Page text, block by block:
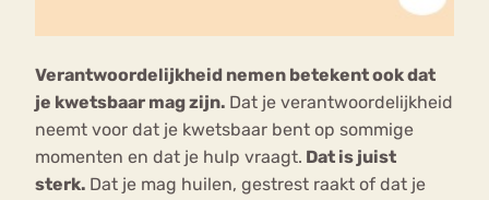
Verantwoordelijkheid nemen betekent ook dat
je kwetsbaar mag zijn. Dat je verantwoordelijkheid
neemt voor dat je kwetsbaar bent op sommige
momenten en dat je hulp vraagt. Dat is juist
sterk. Dat je mag huilen, gestrest raakt of dat je